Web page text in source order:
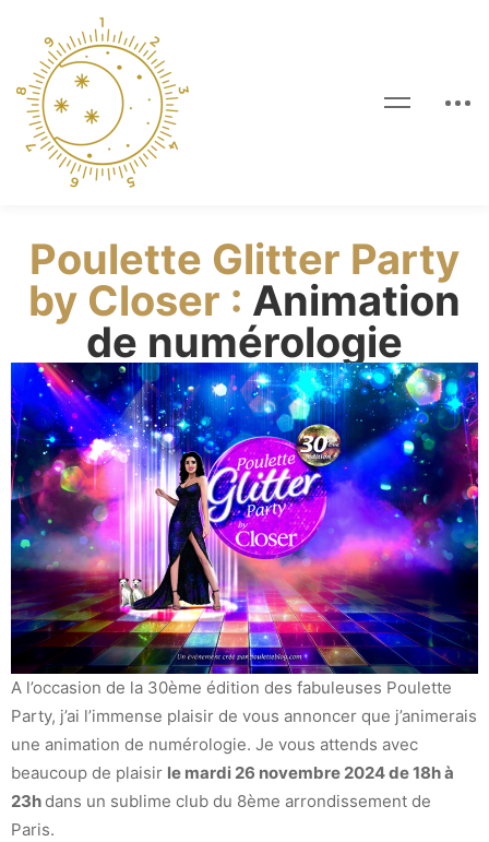
Poulette Glitter Party
by Closer : Animation
de numérologie
A l’occasion de la 30ème édition des fabuleuses Poulette
Party, j’ai l’immense plaisir de vous annoncer que j’animerais
une animation de numérologie. Je vous attends avec
beaucoup de plaisir le mardi 26 novembre 2024 de 18h à
23hdans un sublime club du 8ème arrondissement de
Paris.